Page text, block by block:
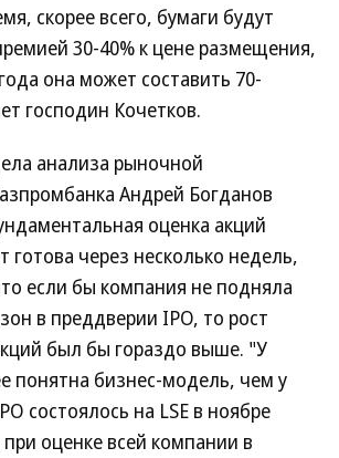
скорее всего, бумаги будут
30-40% к цене размещения,
она может составить 70-
господин Кочетков.
анализа рыночной
Андрей Богданов
оценка акций
готова через несколько недель,
если бы компания не подняла
в преддверии IPO, то рост
был бы гораздо выше. "У
понятна бизнес-модель, чем у
состоялось на LSE в ноябре
оценке всей компании в